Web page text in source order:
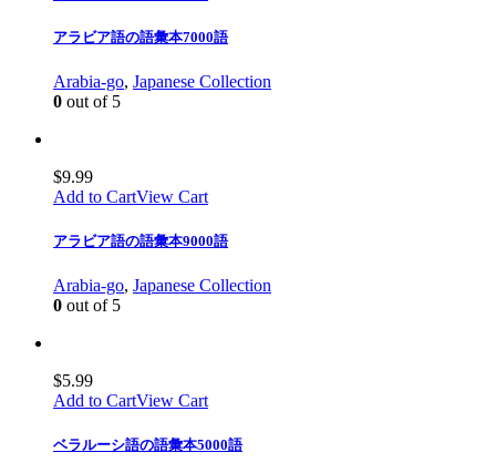
アラビア語の語彙本7000語
Arabia-go, Japanese Collection
0 out of 5
$9.99
Add to CartView Cart
アラビア語の語彙本9000語
Arabia-go, Japanese Collection
0 out of 5
$5.99
Add to CartView Cart
ベラルーシ語の語彙本5000語